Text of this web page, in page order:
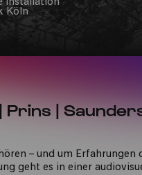
Installation
Köln
Prins |
– und um Erfahrungen
geht es in einer